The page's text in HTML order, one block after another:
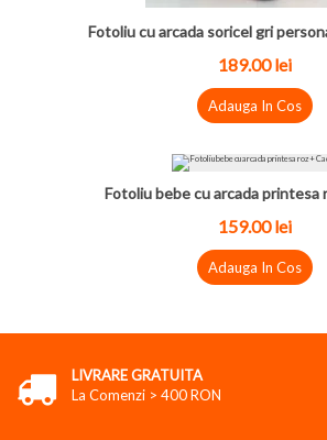
Fotoliu cu arcada soricel gri
189.00 lei
Adauga In Cos
Fotoliu bebe cu arcada printesa
159.00 lei
Adauga In Cos
LIVRARE GRATUITA
La Comenzi > 400 RON